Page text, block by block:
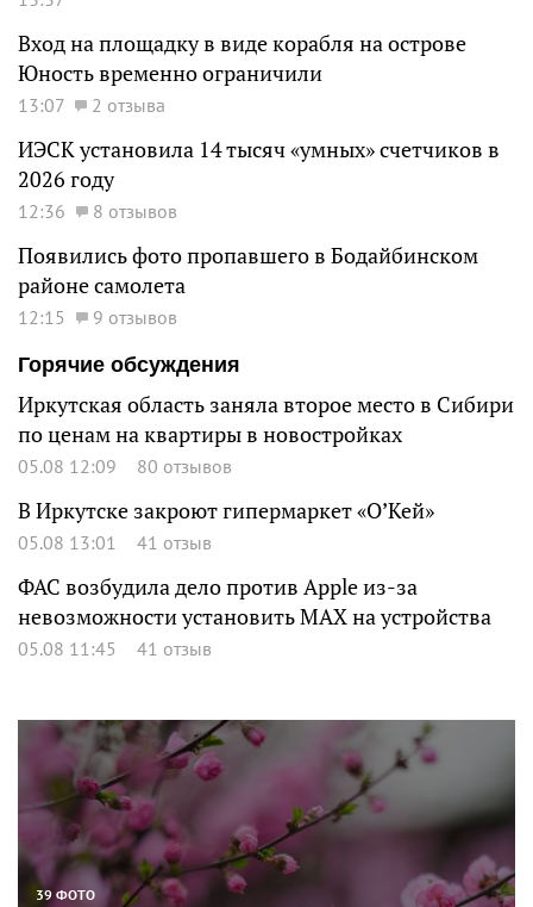
Вход на площадку в виде корабля на острове
Юность временно ограничили
13:07 2 отзыва
ИЭСК установила 14 тысяч «умных» счетчиков в
2026 году
12:36 8 отзывов
Появились фото пропавшего в Бодайбинском
районе самолета
12:15
9 отзывов
Горячие обсуждения
Иркутская область заняла второе место в Сибири
по ценам на квартиры в новостройках
05.08 12:09 80 отзывов
В Иркутске закроют гипермаркет «О’Кей»
05.08 13:01 41 отзыв
ФАС возбудила дело против Apple из-за
невозможности установить MAX на устройства
05.08 11:45 41 отзыв
39 ФОТО